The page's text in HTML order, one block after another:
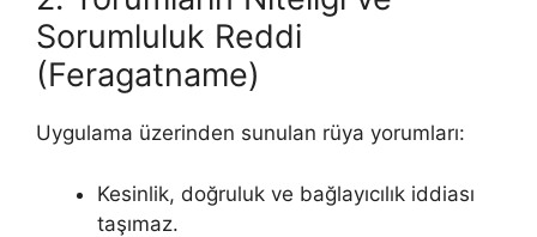
Sorumluluk Reddi
(Feragatname)
Uygulama üzerinden sunulan rüya yorumları:
Kesinlik, doğruluk ve bağlayıcılık iddiası
taşımaz.